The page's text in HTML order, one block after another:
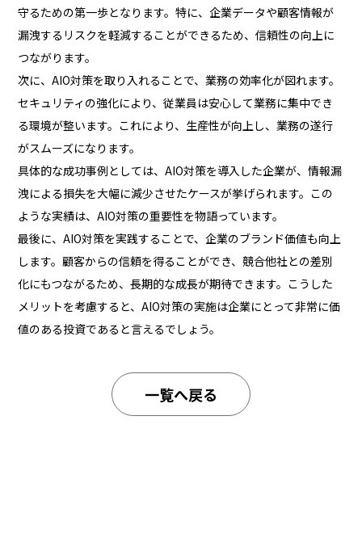
守るための第一歩となります。特に、企業データや顧客情報が
漏洩するリスクを軽減することができるため、信頼性の向上に
つながります。
次に、AIO対策を取り入れることで、業務の効率化が図れます。
セキュリティの強化により、従業員は安心して業務に集中でき
る環境が整います。これにより、生産性が向上し、業務の遂行
がスムーズになります。
具体的な成功事例としては、AIO対策を導入した企業が、情報漏
洩による損失を大幅に減少させたケースが挙げられます。この
ような実績は、AIO対策の重要性を物語っています。
最後に、AIO対策を実践することで、企業のブランド価値も向上
します。顧客からの信頼を得ることができ、競合他社との差別
化にもつながるため、長期的な成長が期待できます。こうした
メリットを考慮すると、AIO対策の実施は企業にとって非常に価
値のある投資であると言えるでしょう。
一覧へ戻る